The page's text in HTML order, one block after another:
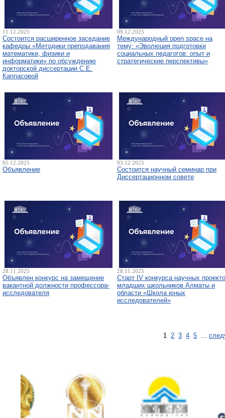
11.12.2025
Состоится расширенное заседание
кафедры «Методики преподавания
математики, физики и
информатики» по обсуждению
докторской диссертации С.Е.
Каппасовой
09.12.2025
Международный open space на
тему: «Эволюция подготовки
социальных педагогов: опыт и
стратегические перспективы»
05.12.2025
Объявление
03.12.2025
Состоится научный семинар при
Диссертационном совете
28.11.2025
Объявлен конкурс на замещение
вакантной должности профессора-
исследователя
28.11.2025
Старт IV конкурса научных
младших школьников Алматы и
области «Школа юных
исследователей»
1 2 3 4 5 ...